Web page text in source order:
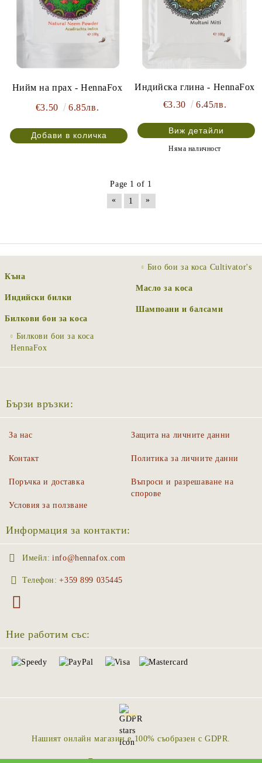
Нийм на прах - HennaFox
€3.50 6.85лв.
Индийска глина - HennaFox
€3.30
6.45лв.
Виж детайли
Няма наличност
Page 1 of 1
«
1 »
Къна
Индийски билки
Билкови бои за коса
Билкови бои за коса
HennaFox
Био бои за коса Cultivator's
Масло за коса
Шампоани и балсами
Бързи връзки:
За нас
Контакт
Поръчка и доставка
Условия за ползване
Защита на личните данни
Политика за личните данни
Въпроси и разрешаване на
спорове
Информация за контакти:
Имейл: info@hennafox.com
Телефон: +359 899 035445
Ние работим със:
GDPR
Нашият онлайн магазин е 100% съобразен с GDPR.